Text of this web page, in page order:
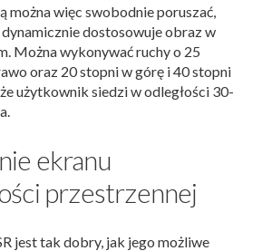
można więc swobodnie poruszać,
dynamicznie dostosowuje obraz w
Można wykonywać ruchy o 25
oraz 20 stopni w górę i 40 stopni
że użytkownik siedzi w odległości 30-
ekranu
przestrzennej
jest tak dobry, jak jego możliwe